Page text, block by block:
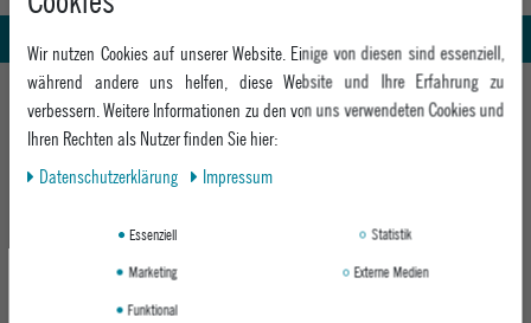
Whatsapp Support
HILFE UND BERATUNG
Beratung
Zahlung & Versand
INFO & KONTAKT
+49 991 3831077
Montag - Freitag: 8:00 - 18:00
We Care - Wiederverwendete Verpackungen
Wir nutzen Cookies auf unserer Website. Einige von diesen sind essenziell,
während andere uns helfen, diese Website und Ihre Erfahrung zu
verbessern. Weitere Informationen zu den von uns verwendeten Cookies und
Ihren Rechten als Nutzer finden Sie hier:
Daten­schutz­erklärung
Impressum
Essenziell
Statistik
Marketing
Externe Medien
Funktional